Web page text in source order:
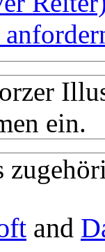
ein.
and